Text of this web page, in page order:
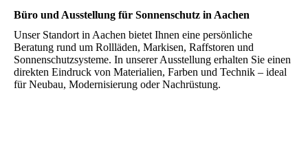
Büro und Ausstellung für Sonnenschutz in Aachen
Unser Standort in Aachen bietet Ihnen eine persönliche
Beratung rund um Rollläden, Markisen, Raffstoren und
Sonnenschutzsysteme. In unserer Ausstellung erhalten Sie einen
direkten Eindruck von Materialien, Farben und Technik – ideal
für Neubau, Modernisierung oder Nachrüstung.